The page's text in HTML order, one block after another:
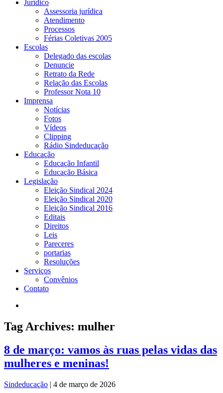
Jurídico
Assessoria jurídica
Atendimento
Processos
Férias Coletivas 2005
Escolas
Delegado das escolas
Denuncie
Retrato da Rede
Relação das Escolas
Professor Nota 10
Imprensa
Notícias
Fotos
Vídeos
Clipping
Rádio Sindeducação
Educação
Educação Infantil
Educação Básica
Legislação
Eleição Sindical 2024
Eleição Sindical 2020
Eleição Sindical 2016
Editais
Direitos
Leis
Pareceres
portarias
Resoluções
Serviços
Convênios
Contato
Tag Archives: mulher
8 de março: vamos às ruas pelas vidas das
mulheres e meninas!
Sindeducação | 4 de março de 2026